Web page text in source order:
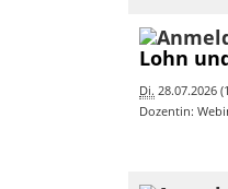
Lohn
Di. 28.07.2026
Dozentin: